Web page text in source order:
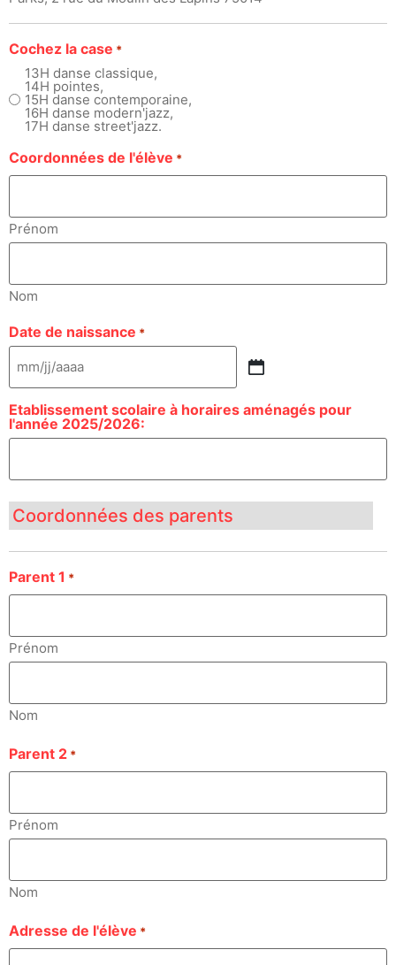
Cochez la case *
13H danse classique,
14H pointes,
15H danse contemporaine,
16H danse modern'jazz,
17H danse street'jazz.
Coordonnées de l'élève *
Prénom
Nom
Date de naissance *
Etablissement scolaire à horaires aménagés pour
l'année 2025/2026:
Coordonnées des parents
Parent 1 *
Prénom
Nom
Parent 2 *
Prénom
Nom
Adresse de l'élève *